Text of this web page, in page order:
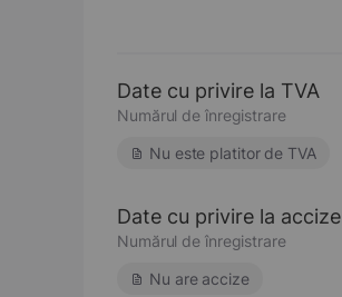
Date cu privire la TVA
Numărul de înregistrare
Nu este platitor de TVA
Date cu privire la accize
Numărul de înregistrare
Nu are accize